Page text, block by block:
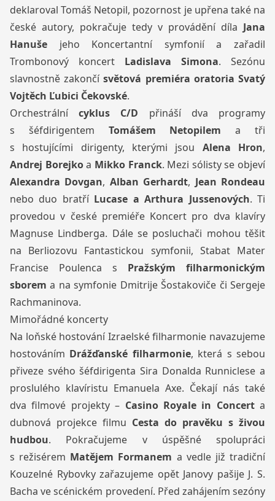
deklaroval Tomáš Netopil, pozornost je upřena také na
české autory, pokračuje tedy v provádění díla Jana
Hanuše jeho Koncertantní symfonií a zařadil
Trombonový koncert Ladislava Simona. Sezónu
slavnostně zakončísvětová premiéra oratoria Svatý
Vojtěch Ľubici Čekovské.
Orchestrálnícyklus C/D přináší dva programy
s šéfdirigentem Tomášem Netopilem a tři
s hostujícími dirigenty, kterými jsou Alena Hron,
Andrej Borejkoa Mikko Franck. Mezi sólisty se objeví
Alexandra Dovgan, Alban Gerhardt, Jean Rondeau
nebo duo bratří Lucase a Arthura Jussenových. Ti
provedou v české premiéře Koncert pro dva klavíry
Magnuse Lindberga. Dále se posluchači mohou těšit
na Berliozovu Fantastickou symfonii, Stabat Mater
Francise Poulenca s Pražským filharmonickým
sborem a na symfonie Dmitrije Šostakoviče či Sergeje
Rachmaninova.
Mimořádné koncerty
Na loňské hostování Izraelské filharmonie navazujeme
hostováním Drážďanské filharmonie, která s sebou
přiveze svého šéfdirigenta Sira Donalda Runniclese a
proslulého klavíristu Emanuela Axe. Čekají nás také
dva filmové projekty – Casino Royale in Concert a
dubnová projekce filmu Cesta do pravěku s živou
hudbou. Pokračujeme v úspěšné spolupráci
s režisérem Matějem Formanem a vedle již tradiční
Kouzelné Rybovky zařazujeme opět Janovy pašije J. S.
Bacha ve scénickém provedení. Před zahájením sezóny